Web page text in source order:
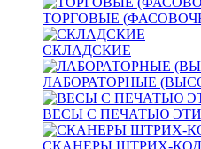
ТОРГОВЫЕ
СКЛАДСКИЕ
ЛАБОРАТОРНЫЕ
ВЕСЫ С ПЕЧАТЬЮ
СКАНЕРЫ ШТРИХ-